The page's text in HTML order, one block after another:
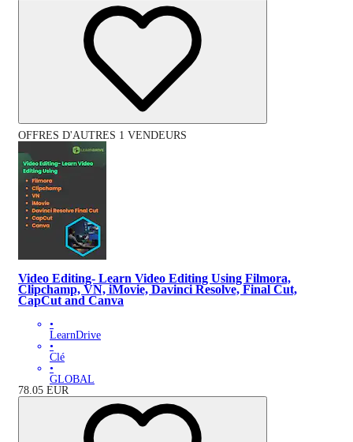
OFFRES D'AUTRES 1 VENDEURS
Video Editing- Learn Video Editing Using Filmora,
Clipchamp, VN, iMovie, Davinci Resolve, Final Cut,
CapCut and Canva
•
LearnDrive
•
Clé
•
GLOBAL
78.05 EUR